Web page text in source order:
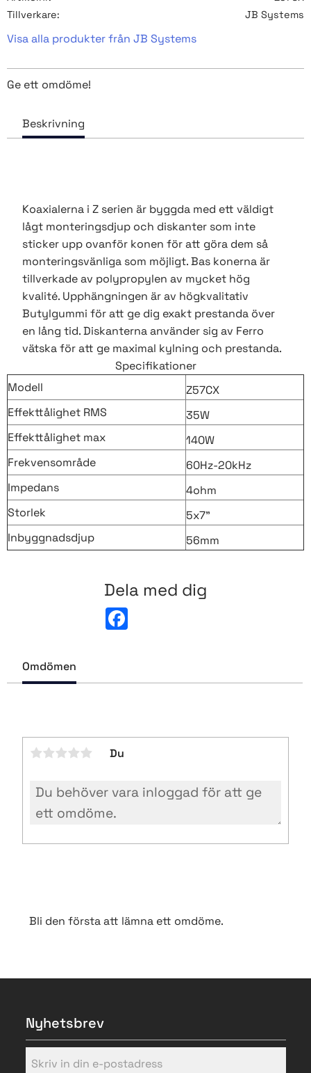
Tillverkare
JB Systems
Visa alla produkter från JB Systems
Ge ett omdöme!
Koaxialerna i Z serien är byggda med ett väldigt
lågt monteringsdjup och diskanter som inte
sticker upp ovanför konen för att göra dem så
monteringsvänliga som möjligt. Bas konerna är
tillverkade av polypropylen av mycket hög
kvalité. Upphängningen är av högkvalitativ
Butylgummi för att ge dig exakt prestanda över
en lång tid. Diskanterna använder sig av Ferro
vätska för att ge maximal kylning och prestanda.
Specifikationer
Modell
Z57CX
Effekttålighet RMS
35W
Effekttålighet max
140W
Frekvensområde
60Hz-20kHz
Impedans
4ohm
Storlek
5x7”
Inbyggnadsdjup
56mm
Dela med dig
o
Omdömen
Du
Bli den första att lämna ett omdöme.
Nyhetsbrev